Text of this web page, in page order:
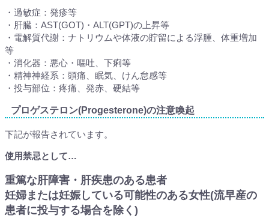
・過敏症：発疹等
・肝臓：AST(GOT)・ALT(GPT)の上昇等
・電解質代謝：ナトリウムや体液の貯留による浮腫、体重増加
等
・消化器：悪心・嘔吐、下痢等
・精神神経系：頭痛、眠気、けん怠感等
・投与部位：疼痛、発赤、硬結等
プロゲステロン(Progesterone)の注意喚起
下記が報告されています。
使用禁忌として…
重篤な肝障害・肝疾患のある患者
妊婦または妊娠している可能性のある女性(流早産の
患者に投与する場合を除く)